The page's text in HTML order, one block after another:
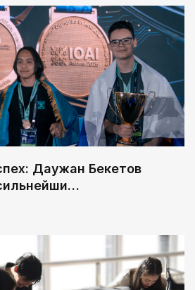
Даужан Бекетов